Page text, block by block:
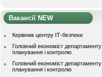
Вакансії NEW
Керівник центру ІТ-безпеки
Головний економіст департаменту
планування і контролю
Головний економіст департаменту
планування і контролю